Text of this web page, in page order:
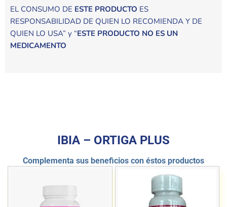
EL CONSUMO DE ESTE PRODUCTO ES
RESPONSABILIDAD DE QUIEN LO RECOMIENDA Y DE
QUIEN LO USA” y “ESTE PRODUCTO NO ES UN
MEDICAMENTO
IBIA – ORTIGA PLUS
Complementa sus beneficios con éstos productos